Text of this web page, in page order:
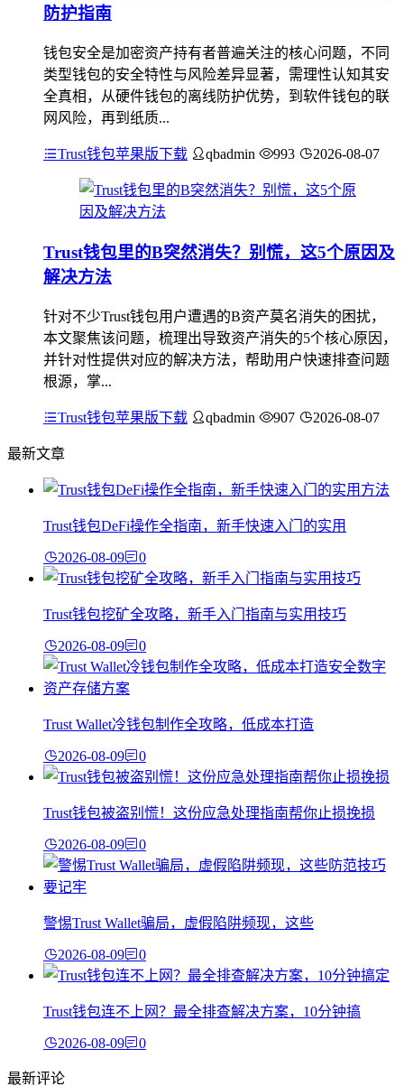
防护指南
钱包安全是加密资产持有者普遍关注的核心问题，不同
类型钱包的安全特性与风险差异显著，需理性认知其安
全真相，从硬件钱包的离线防护优势，到软件钱包的联
网风险，再到纸质...
Trust钱包苹果版下载 qbadmin 993 2026-08-07
Trust钱包里的B突然消失？别慌，这5个原因及
解决方法
针对不少Trust钱包用户遭遇的B资产莫名消失的困扰，
本文聚焦该问题，梳理出导致资产消失的5个核心原因，
并针对性提供对应的解决方法，帮助用户快速排查问题
根源，掌...
Trust钱包苹果版下载 qbadmin 907 2026-08-07
最新文章
Trust钱包DeFi操作全指南，新手快速入门的实用
2026-08-09 0
Trust钱包挖矿全攻略，新手入门指南与实用技巧
2026-08-09 0
Trust Wallet冷钱包制作全攻略，低成本打造
2026-08-09 0
Trust钱包被盗别慌！这份应急处理指南帮你止损挽损
2026-08-09 0
警惕Trust Wallet骗局，虚假陷阱频现，这些
2026-08-09 0
Trust钱包连不上网？最全排查解决方案，10分钟搞
2026-08-09 0
最新评论